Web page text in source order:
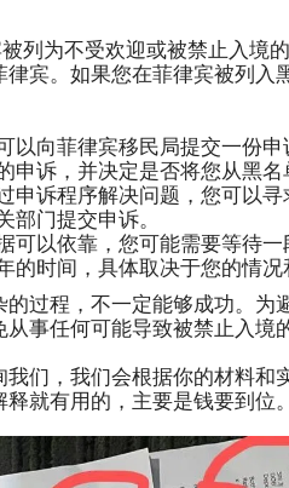
列为不受欢迎或被禁止入境
宾。如果您在菲律宾被列入
以向菲律宾移民局提交一份
诉，并决定是否将您从黑名
申诉程序解决问题，您可以
门提交申诉。
可以依靠，您可能需要等待
时间，具体取决于您的情况
过程，不一定能够成功。为
事任何可能导致被禁止入境
们，我们会根据你的材料和
就有用的，主要是钱要到位。